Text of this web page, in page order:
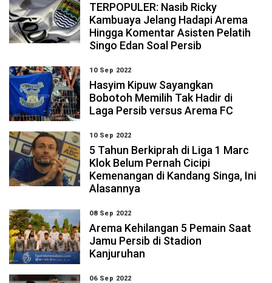
TERPOPULER: Nasib Ricky
Kambuaya Jelang Hadapi Arema
Hingga Komentar Asisten Pelatih
Singo Edan Soal Persib
10 Sep 2022
Hasyim Kipuw Sayangkan
Bobotoh Memilih Tak Hadir di
Laga Persib versus Arema FC
10 Sep 2022
5 Tahun Berkiprah di Liga 1 Marc
Klok Belum Pernah Cicipi
Kemenangan di Kandang Singa, Ini
Alasannya
08 Sep 2022
Arema Kehilangan 5 Pemain Saat
Jamu Persib di Stadion
Kanjuruhan
06 Sep 2022